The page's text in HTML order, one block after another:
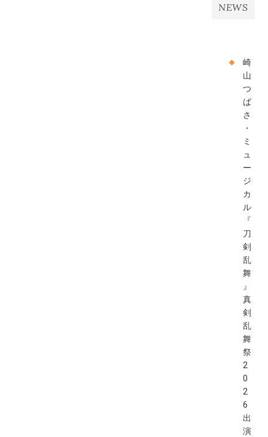
NEWS
崎
山
つ
ば
さ
・
ミ
ュ
ー
ジ
カ
ル
『
刀
剣
乱
舞
』
真
剣
乱
舞
祭
2
0
2
6
出
演